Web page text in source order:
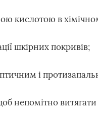
кислотою в
шкірних покривів;
і
непомітно